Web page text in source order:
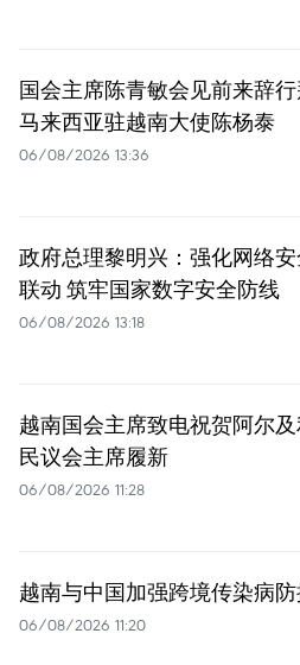
国会主席陈青敏会见前来辞
马来西亚驻越南大使陈杨泰
06/08/2026 13:36
政府总理黎明兴：强化网络
联动 筑牢国家数字安全防线
06/08/2026 13:18
越南国会主席致电祝贺阿尔
民议会主席履新
06/08/2026 11:28
越南与中国加强跨境传染病
06/08/2026 11:20